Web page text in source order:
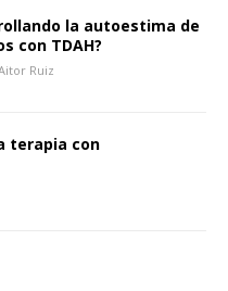
la autoestima de
con TDAH?
Ruiz
terapia con